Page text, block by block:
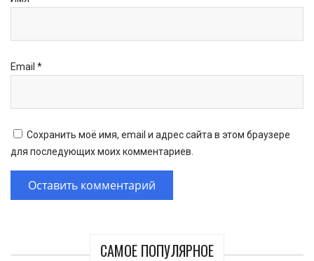
САМОЕ ПОПУЛЯРНОЕ
Email *
Сохранить моё имя, email и адрес сайта в этом браузере
для последующих моих комментариев.